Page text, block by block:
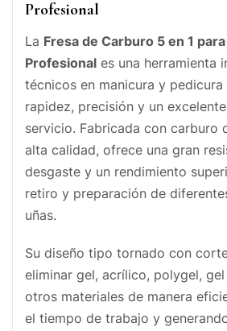
Profesional
La Fresa de Carburo 5 en 1
Profesional es una herramienta
técnicos en manicura y pedicura
rapidez, precisión y un
servicio. Fabricada con carburo
alta calidad, ofrece una gran
desgaste y un rendimiento
retiro y preparación de
uñas.
Su diseño tipo tornado con
eliminar gel, acrílico, polygel,
otros materiales de manera
el tiempo de trabajo y